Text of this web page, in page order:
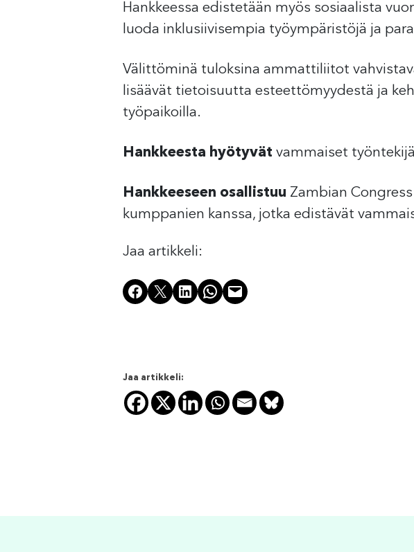
Hankkeessa edistetään myös sosiaalista
luoda inklusiivisempia työympäristöjä ja
Välittöminä tuloksina ammattiliitot
lisäävät tietoisuutta esteettömyydestä ja
työpaikoilla.
Hankkeesta hyötyvät vammaiset
Hankkeeseen osallistuu Zambian
kumppanien kanssa, jotka edistävät
Jaa artikkeli:
Share on Facebook
Share on X Share on LinkedIn
Share on WhatsApp
Email this Page
Jaa artikkeli: